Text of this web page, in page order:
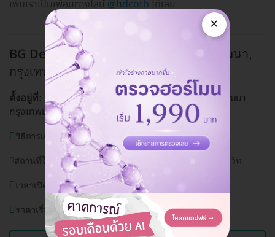
เพิ่มเราเป็นเพื่อนทางไลน์ @hdcoth ได้เลย
BG Dental Clinic (คลินิกทันตกรรมบีจี)
วัฒนา,
กรุงเทพ
ตั้งอยู่ที่: 1511/1-4 ถ. สุขุมวิท แขวงพระโขนงเหนือ เขตวัฒนา
กรุงเทพมหานคร 10110
ดูแผนที่คลินิก
วิธีการเดินทาง:BTS พระโขนง
สถานที่ใกล้เคียง:โรงพยาบาลกล้วยน้ำไท, โรงพยาบาลสุขุมวิท
เวลาเปิดบริการ:วันจันทร์-อาทิตย์ 10.00-20.00 น.
ราคาเริ่มต้นที่ 3,000 บาท
×